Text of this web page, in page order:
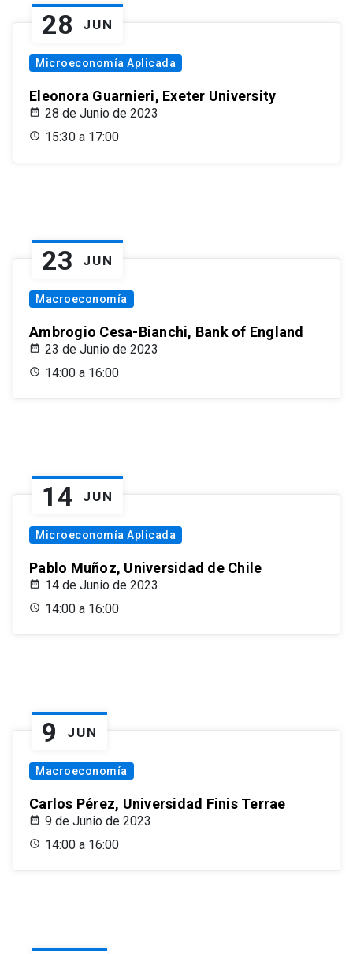
28 JUN
Microeconomía Aplicada
Eleonora Guarnieri, Exeter University
28 de Junio de 2023
15:30 a 17:00
23 JUN
Macroeconomía
Ambrogio Cesa-Bianchi, Bank of England
23 de Junio de 2023
14:00 a 16:00
14 JUN
Microeconomía Aplicada
Pablo Muñoz, Universidad de Chile
14 de Junio de 2023
14:00 a 16:00
9 JUN
Macroeconomía
Carlos Pérez, Universidad Finis Terrae
9 de Junio de 2023
14:00 a 16:00